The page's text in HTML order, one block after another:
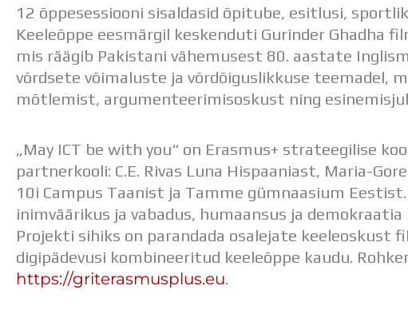
12 õppesessiooni sisaldasid õpitube, esitlusi,
Keeleõppe eesmärgil keskenduti Gurinder Ghadha
mis räägib Pakistani vähemusest 80. aastate
võrdsete võimaluste ja võrdõiguslikkuse teemadel,
mõtlemist, argumenteerimisoskust ning
„May ICT be with you“ on Erasmus+ strateegilise
partnerkooli: C.E. Rivas Luna Hispaaniast, Maria-
10i Campus Taanist ja Tamme gümnaasium
inimväärikus ja vabadus, humaansus ja
Projekti sihiks on parandada osalejate keeleoskust
digipädevusi kombineeritud keeleõppe kaudu.
https://griterasmusplus.eu.